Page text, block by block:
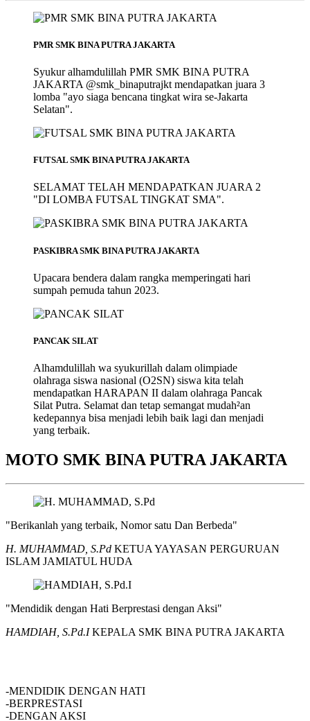
PMR SMK BINA PUTRA JAKARTA
Syukur alhamdulillah PMR SMK BINA PUTRA
JAKARTA @smk_binaputrajkt mendapatkan juara 3
lomba "ayo siaga bencana tingkat wira se-Jakarta
Selatan".
FUTSAL SMK BINA PUTRA JAKARTA
SELAMAT TELAH MENDAPATKAN JUARA 2
"DI LOMBA FUTSAL TINGKAT SMA".
PASKIBRA SMK BINA PUTRA JAKARTA
Upacara bendera dalam rangka memperingati hari
sumpah pemuda tahun 2023.
PANCAK SILAT
Alhamdulillah wa syukurillah dalam olimpiade
olahraga siswa nasional (O2SN) siswa kita telah
mendapatkan HARAPAN II dalam olahraga Pancak
Silat Putra. Selamat dan tetap semangat mudah²an
kedepannya bisa menjadi lebih baik lagi dan menjadi
yang terbaik.
MOTO SMK BINA PUTRA JAKARTA
"Berikanlah yang terbaik, Nomor satu Dan Berbeda"
H. MUHAMMAD, S.Pd KETUA YAYASAN PERGURUAN
ISLAM JAMIATUL HUDA
"Mendidik dengan Hati Berprestasi dengan Aksi"
HAMDIAH, S.Pd.IKEPALA SMK BINA PUTRA JAKARTA
-MENDIDIK DENGAN HATI
-BERPRESTASI
-DENGAN AKSI